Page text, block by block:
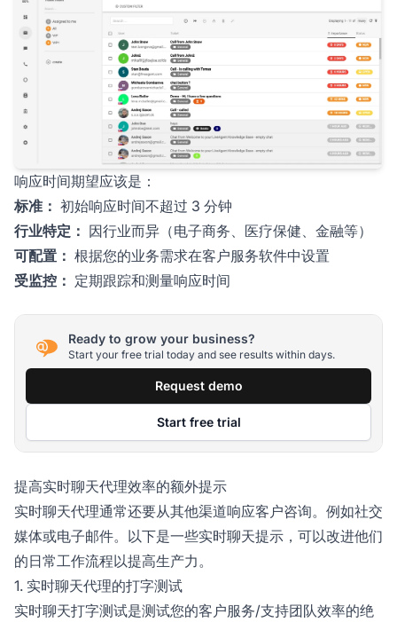
响应时间期望应该是：
标准： 初始响应时间不超过 3 分钟
行业特定： 因行业而异（电子商务、医疗保健、金融等）
可配置： 根据您的业务需求在客户服务软件中设置
受监控： 定期跟踪和测量响应时间
Ready to grow your business?
Start your free trial today and see results within days.
Request demo
Start free trial
提高实时聊天代理效率的额外提示
实时聊天代理通常还要从其他渠道响应客户咨询。例如社交
媒体或电子邮件。以下是一些实时聊天提示，可以改进他们
的日常工作流程以提高生产力。
1. 实时聊天代理的打字测试
实时聊天打字测试是测试您的客户服务/支持团队效率的绝